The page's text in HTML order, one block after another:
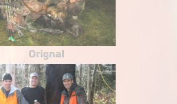
Orignal